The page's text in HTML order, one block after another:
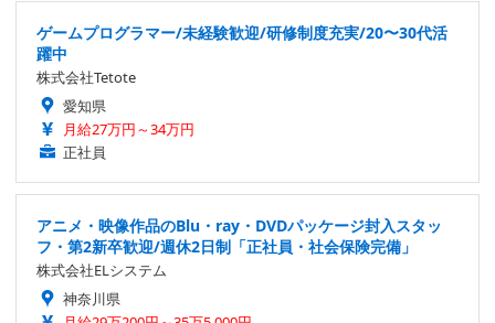
ゲームプログラマー/未経験歓迎/研修制度充実/20〜30代活
躍中
株式会社Tetote
愛知県
月給27万円～34万円
正社員
アニメ・映像作品のBlu・ray・DVDパッケージ封入スタッ
フ・第2新卒歓迎/週休2日制「正社員・社会保険完備」
株式会社ELシステム
神奈川県